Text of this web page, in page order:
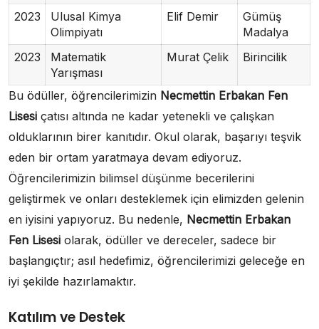
2023
Ulusal Kimya
Olimpiyatı
Elif Demir
Gümüş
Madalya
2023
Matematik
Yarışması
Murat Çelik Birincilik
Bu ödüller, öğrencilerimizin Necmettin Erbakan Fen
Lisesi çatısı altında ne kadar yetenekli ve çalışkan
olduklarının birer kanıtıdır. Okul olarak, başarıyı teşvik
eden bir ortam yaratmaya devam ediyoruz.
Öğrencilerimizin bilimsel düşünme becerilerini
geliştirmek ve onları desteklemek için elimizden gelenin
en iyisini yapıyoruz. Bu nedenle, Necmettin Erbakan
Fen Lisesi olarak, ödüller ve dereceler, sadece bir
başlangıçtır; asıl hedefimiz, öğrencilerimizi geleceğe en
iyi şekilde hazırlamaktır.
Katılım ve Destek